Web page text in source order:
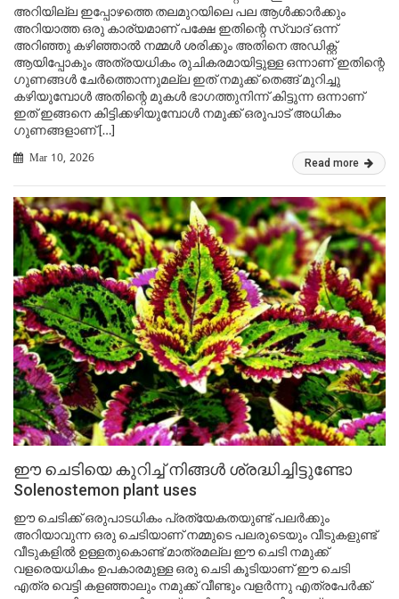
അറിയില്ല ഇപ്പോഴത്തെ തലമുറയിലെ പല ആൾക്കാർക്കും
അറിയാത്ത ഒരു കാര്യമാണ് പക്ഷേ ഇതിന്റെ സ്വാദ് ഒന്ന്
അറിഞ്ഞു കഴിഞ്ഞാൽ നമ്മൾ ശരിക്കും അതിനെ അഡിക്റ്റ്
ആയിപ്പോകും അത്രയധികം രുചികരമായിട്ടുള്ള ഒന്നാണ് ഇതിന്റെ
ഗുണങ്ങൾ ചേർത്തൊന്നുമല്ല ഇത് നമുക്ക് തെങ്ങ് മുറിച്ചു
കഴിയുമ്പോൾ അതിന്റെ മുകൾ ഭാഗത്തുനിന്ന് കിട്ടുന്ന ഒന്നാണ്
ഇത് ഇങ്ങനെ കിട്ടിക്കഴിയുമ്പോൾ നമുക്ക് ഒരുപാട് അധികം
ഗുണങ്ങളാണ് […]
Mar 10, 2026 Read more
ഈ ചെടിയെ കുറിച്ച് നിങ്ങൾ ശ്രദ്ധിച്ചിട്ടുണ്ടോ
Solenostemon plant uses
ഈ ചെടിക്ക് ഒരുപാടധികം പ്രത്യേകതയുണ്ട് പലർക്കും
അറിയാവുന്ന ഒരു ചെടിയാണ് നമ്മുടെ പലരുടെയും വീടുകളുണ്ട്
വീടുകളിൽ ഉള്ളതുകൊണ്ട് മാത്രമല്ല ഈ ചെടി നമുക്ക്
വളരെയധികം ഉപകാരമുള്ള ഒരു ചെടി കൂടിയാണ് ഈ ചെടി
എത്ര വെട്ടി കളഞ്ഞാലും നമുക്ക് വീണ്ടും വളർന്നു എത്രപേർക്ക്